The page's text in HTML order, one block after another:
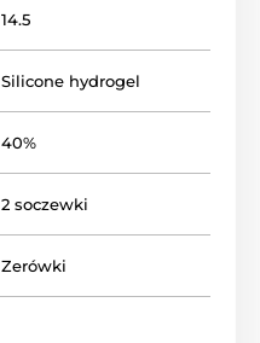
14.5
Silicone hydrogel
40%
2 soczewki
Zerówki